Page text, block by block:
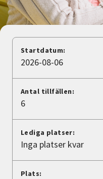
Cirkelledare
Nyheter
Avdelningar
Lyssna
Startdatum:
2026-08-06
Antal tillfällen:
6
Lediga platser:
Inga platser kvar
Plats: